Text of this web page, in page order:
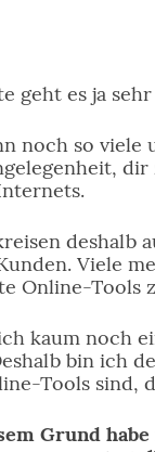
geht es ja
noch so
dir
deshalb
Viele
Online-Tools
kaum noch
bin ich
Tools sind,
Grund